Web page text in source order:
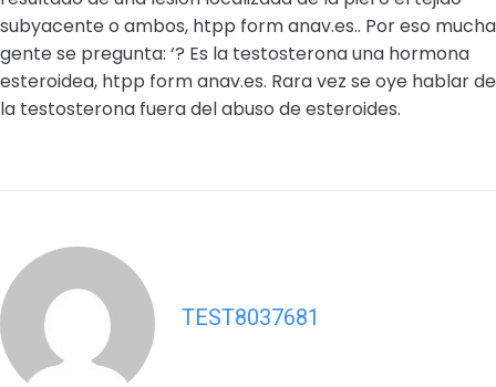
subyacente o ambos, htpp form anav.es.. Por eso mucha
gente se pregunta: ‘? Es la testosterona una hormona
esteroidea, htpp form anav.es. Rara vez se oye hablar de
la testosterona fuera del abuso de esteroides.
TEST8037681